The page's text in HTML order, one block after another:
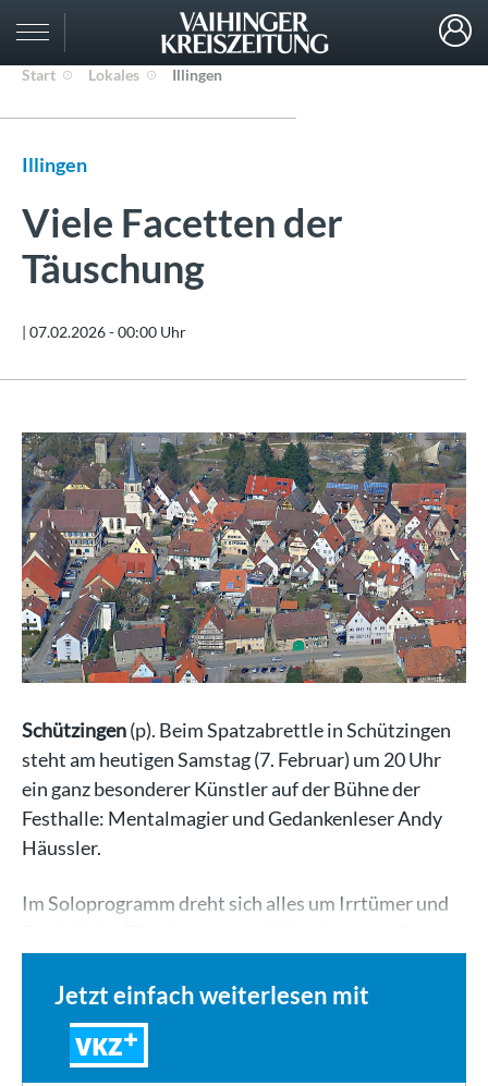
Start Lokales Illingen
Illingen
Viele Facetten der
Täuschung
| 07.02.2026 - 00:00 Uhr
Schützingen(p). Beim Spatzabrettle in Schützingen
steht am heutigen Samstag (7. Februar) um 20 Uhr
ein ganz besonderer Künstler auf der Bühne der
Festhalle: Mentalmagier und Gedankenleser Andy
Häussler.
Im Soloprogramm dreht sich alles um Irrtümer und
Jetzt einfach weiterlesen mit
VKZ